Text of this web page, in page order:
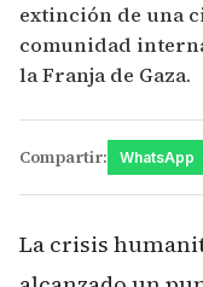
extinción de una
comunidad
la Franja de Gaza.
Compartir: WhatsApp
La crisis